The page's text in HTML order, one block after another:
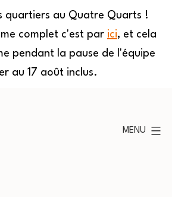
quartiers au Quatre Quarts !
complet c'est par ici, et cela
pendant la pause de l'équipe
au 17 août inclus.
MENU